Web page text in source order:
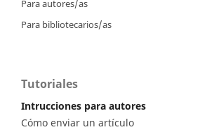
Para autores/as
Para bibliotecarios/as
Tutoriales
Intrucciones para autores
Cómo enviar un artículo